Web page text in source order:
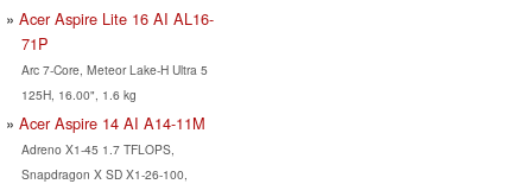
Acer Aspire Lite 16 AI AL16-
71P
Arc 7-Core, Meteor Lake-H Ultra 5
125H, 16.00", 1.6 kg
Acer Aspire 14 AI A14-11M
Adreno X1-45 1.7 TFLOPS,
Snapdragon X SD X1-26-100,